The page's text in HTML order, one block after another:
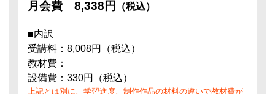
月会費 8,338円 （税込）
■内訳
受講料：8,008円（税込）
教材費：
設備費：330円（税込）
上記とは別に、学習進度、制作作品の材料の違いで教材費が